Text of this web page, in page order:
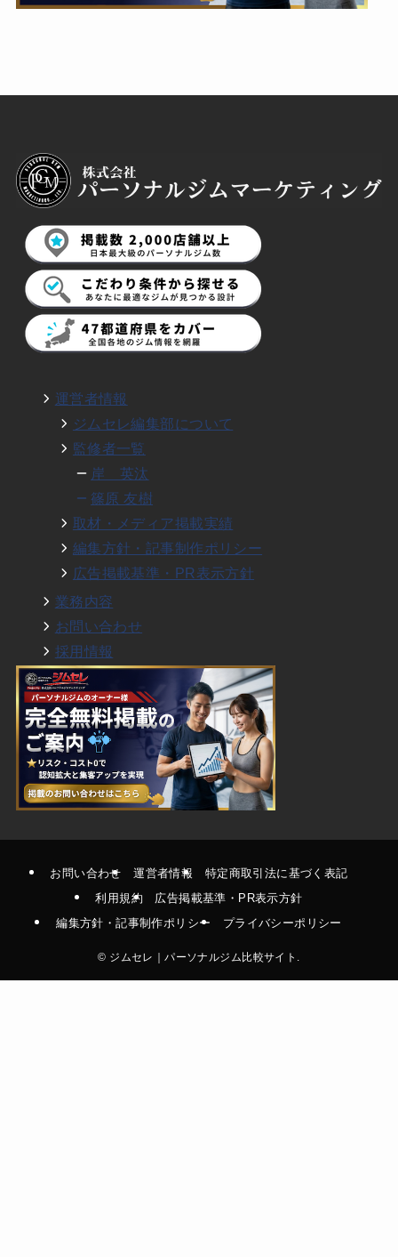
運営者情報
ジムセレ編集部について
監修者一覧
岸 英汰
篠原 友樹
取材・メディア掲載実績
編集方針・記事制作ポリシー
広告掲載基準・PR表示方針
業務内容
お問い合わせ
採用情報
お問い合わせ 運営者情報
特定商取引法に基づく表記
利用規約
広告掲載基準・PR表示方針
編集方針・記事制作ポリシー
プライバシーポリシー
© ジムセレ｜パーソナルジム比較サイト.